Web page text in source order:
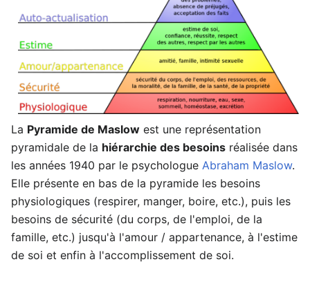
La Pyramide de Maslow est une représentation
pyramidale de la hiérarchie des besoins réalisée dans
les années 1940 par le psychologue Abraham Maslow.
Elle présente en bas de la pyramide les besoins
physiologiques (respirer, manger, boire, etc.), puis les
besoins de sécurité (du corps, de l'emploi, de la
famille, etc.) jusqu'à l'amour / appartenance, à l'estime
de soi et enfin à l'accomplissement de soi.